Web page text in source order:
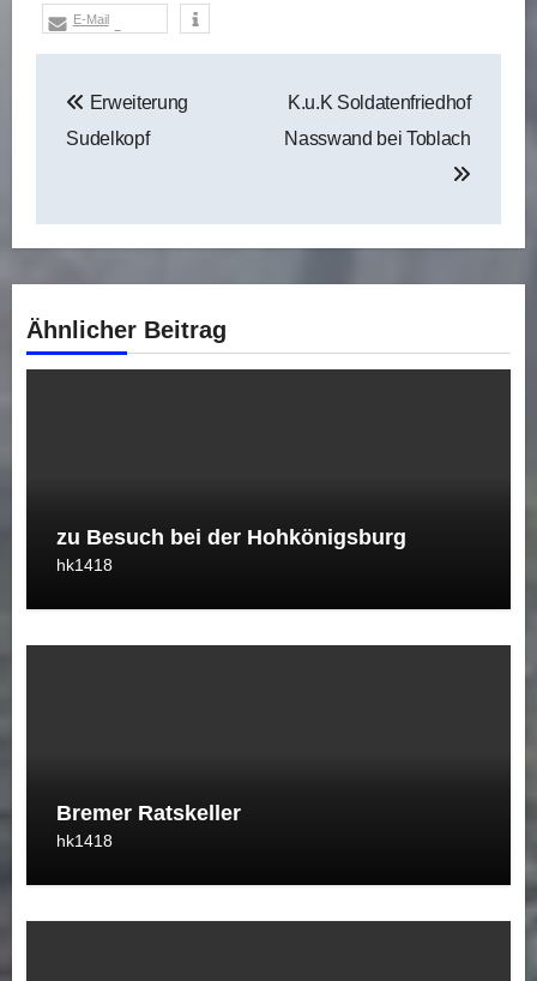
E-Mail
Erweiterung
Sudelkopf
K.u.K Soldatenfriedhof
Nasswand bei Toblach
Ähnlicher Beitrag
zu Besuch bei der Hohkönigsburg
hk1418
Bremer Ratskeller
hk1418